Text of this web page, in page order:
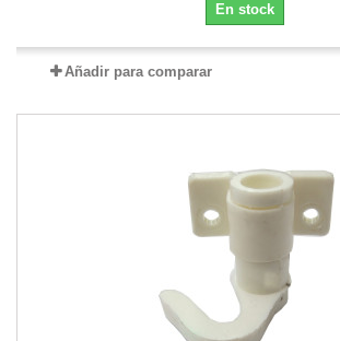
En stock
Añadir para comparar